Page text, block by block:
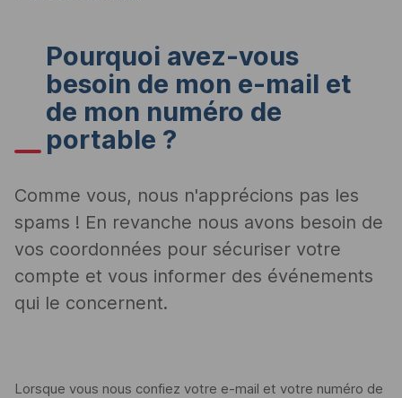
Pourquoi avez-vous
besoin de mon e-mail et
de mon numéro de
portable ?
Comme vous, nous n'apprécions pas les
spams ! En revanche nous avons besoin de
vos coordonnées pour sécuriser votre
compte et vous informer des événements
qui le concernent.
Lorsque vous nous confiez votre e-mail et votre numéro de